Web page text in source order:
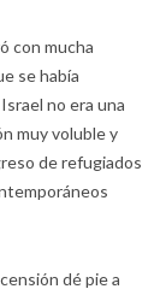
con mucha
se había
no era una
muy voluble y
de refugiados
dé pie a